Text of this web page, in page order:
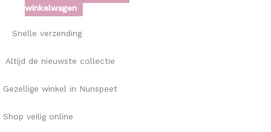
winkelwagen
Snelle verzending
Altijd de nieuwste collectie
Gezellige winkel in Nunspeet
Shop veilig online